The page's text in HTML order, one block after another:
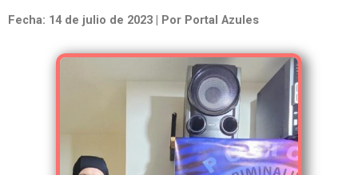
Fecha: 14 de julio de 2023 | Por Portal Azules